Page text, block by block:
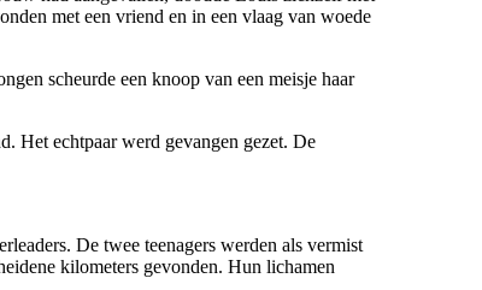
met een vriend en in een vlaag van woede
scheurde een knoop van een meisje haar
Het echtpaar werd gevangen gezet. De
De twee teenagers werden als vermist
kilometers gevonden. Hun lichamen